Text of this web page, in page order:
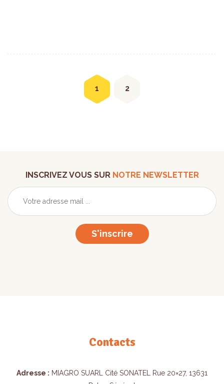
1 2
INSCRIVEZ VOUS SUR NOTRE NEWSLETTER
S'inscrire
Contacts
Adresse : MIAGRO SUARL Cité SONATEL Rue 20×27, 13631